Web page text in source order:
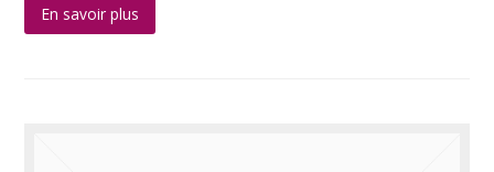
En savoir plus